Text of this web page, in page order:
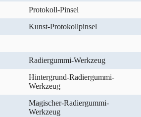
Protokoll-Pinsel
Kunst-Protokollpinsel
Radiergummi-Werkzeug
Hintergrund-Radiergummi-
Werkzeug
Magischer-Radiergummi-
Werkzeug